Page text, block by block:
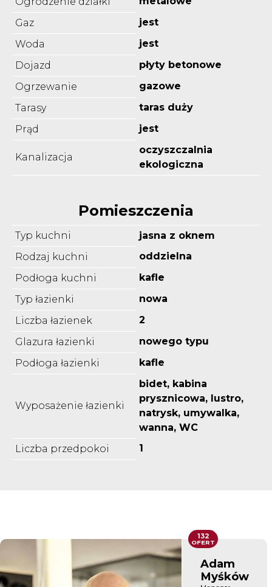
Gaz
jest
Woda
jest
Dojazd
płyty betonowe
Ogrzewanie
gazowe
Tarasy
taras duży
Prąd
jest
Kanalizacja
oczyszczalnia
ekologiczna
Pomieszczenia
Typ kuchni
jasna z oknem
Rodzaj kuchni
oddzielna
Podłoga kuchni
kafle
Typ łazienki
nowa
Liczba łazienek
2
Glazura łazienki
nowego typu
Podłoga łazienki
kafle
Wyposażenie łazienki
bidet, kabina
prysznicowa, lustro,
natrysk, umywalka,
wanna, WC
Liczba przedpokoi
1
Adam
Myśków
132
OFERT